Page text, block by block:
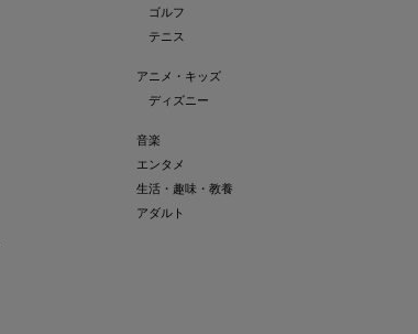
ゴルフ
テニス
アニメ・キッズ
ディズニー
音楽
エンタメ
生活・趣味・教養
アダルト